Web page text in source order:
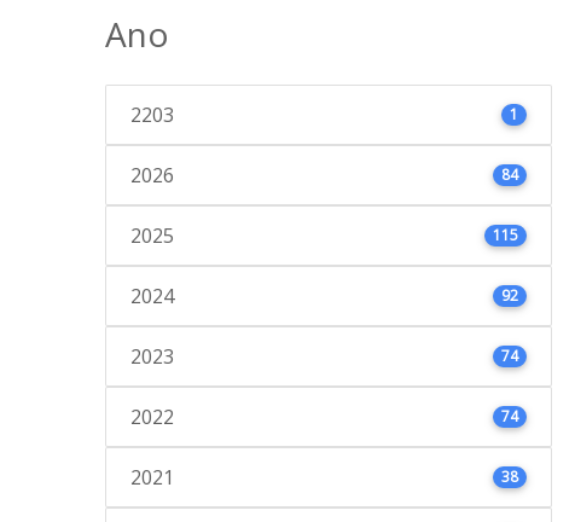
Ano
2203 1
2026 84
2025 115
2024 92
2023 74
2022 74
2021 38